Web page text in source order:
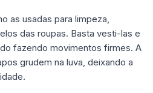
as usadas para limpeza,
das roupas. Basta vesti-las e
fazendo movimentos firmes. A
grudem na luva, deixando a